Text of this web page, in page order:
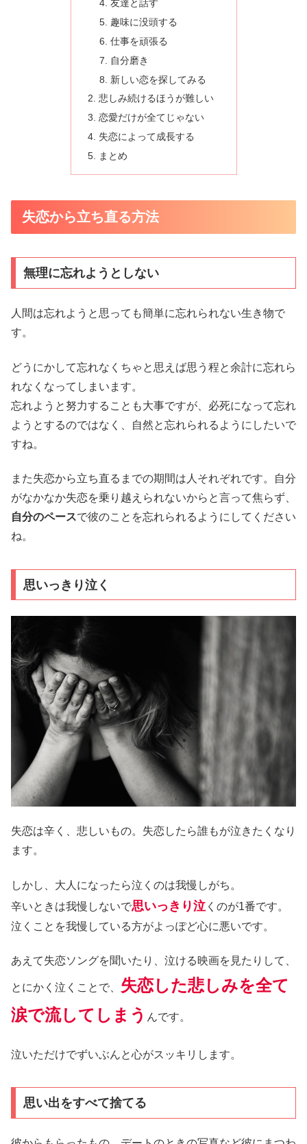
友達と話す
趣味に没頭する
仕事を頑張る
自分磨き
新しい恋を探してみる
悲しみ続けるほうが難しい
恋愛だけが全てじゃない
失恋によって成長する
まとめ
失恋から立ち直る方法
無理に忘れようとしない
人間は忘れようと思っても簡単に忘れられない生き物で
す。
どうにかして忘れなくちゃと思えば思う程と余計に忘れら
れなくなってしまいます。
忘れようと努力することも大事ですが、必死になって忘れ
ようとするのではなく、自然と忘れられるようにしたいで
すね。
また失恋から立ち直るまでの期間は人それぞれです。自分
がなかなか失恋を乗り越えられないからと言って焦らず、
自分のペースで彼のことを忘れられるようにしてください
ね。
思いっきり泣く
失恋は辛く、悲しいもの。失恋したら誰もが泣きたくなり
ます。
しかし、大人になったら泣くのは我慢しがち。
辛いときは我慢しないで思いっきり泣 くのが1番です。
泣くことを我慢している方がよっぽど心に悪いです。
あえて失恋ソングを聞いたり、泣ける映画を見たりして、
とにかく泣くことで、 失恋した悲しみを全て
涙で流してしまう んです。
泣いただけでずいぶんと心がスッキリします。
思い出をすべて捨てる